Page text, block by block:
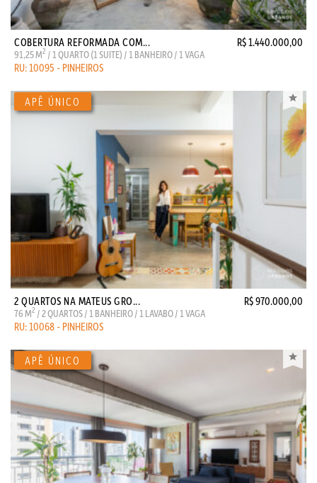
COBERTURA REFORMADA COM... R$ 1.440.000,00
91,25 M2 / 1 QUARTO (1 SUITE) / 1 BANHEIRO / 1 VAGA
RU: 10095 - PINHEIROS
2 QUARTOS NA MATEUS GRO... R$ 970.000,00
76 M2 / 2 QUARTOS / 1 BANHEIRO / 1 LAVABO / 1 VAGA
RU: 10068 - PINHEIROS